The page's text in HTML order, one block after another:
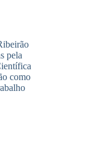
pela
como